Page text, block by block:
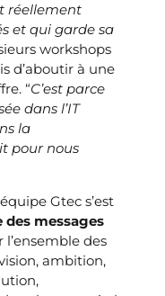
réellement
et qui garde sa
workshops
d’aboutir à une
“C’est parce
dans l’IT
la
pour nous
Gtec s’est
des messages
des
ambition,